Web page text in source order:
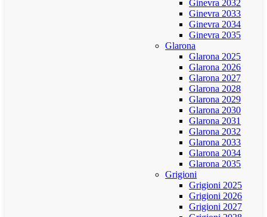
Ginevra 2032
Ginevra 2033
Ginevra 2034
Ginevra 2035
Glarona
Glarona 2025
Glarona 2026
Glarona 2027
Glarona 2028
Glarona 2029
Glarona 2030
Glarona 2031
Glarona 2032
Glarona 2033
Glarona 2034
Glarona 2035
Grigioni
Grigioni 2025
Grigioni 2026
Grigioni 2027